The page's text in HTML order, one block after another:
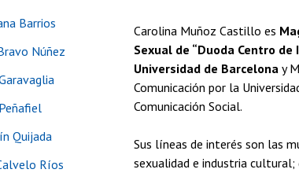
Barrios
Núñez
Quijada
Ríos
Carolina Muñoz Castillo es
Sexual de “Duoda Centro
Universidad de Barcelona y
Comunicación por la
Comunicación Social.
Sus líneas de interés son las
sexualidad e industria